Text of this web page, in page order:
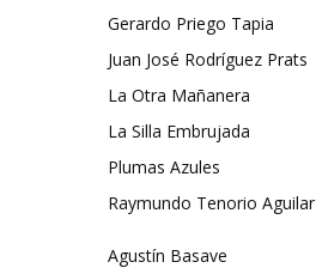
Gerardo Priego Tapia
Juan José Rodríguez Prats
La Otra Mañanera
La Silla Embrujada
Plumas Azules
Raymundo Tenorio Aguilar
Agustín Basave